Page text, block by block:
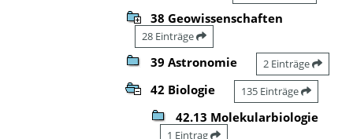
38 Geowissenschaften
28 Einträge
39 Astronomie 2 Einträge
42 Biologie 135 Einträge
42.13 Molekularbiologie
1 Eintrag